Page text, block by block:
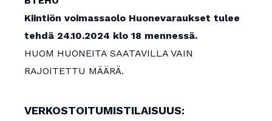
Kiintiön voimassaolo Huonevaraukset tulee
tehdä 24.10.2024 klo 18 mennessä.
HUOM HUONEITA SAATAVILLA VAIN
RAJOITETTU MÄÄRÄ.
VERKOSTOITUMISTILAISUUS: